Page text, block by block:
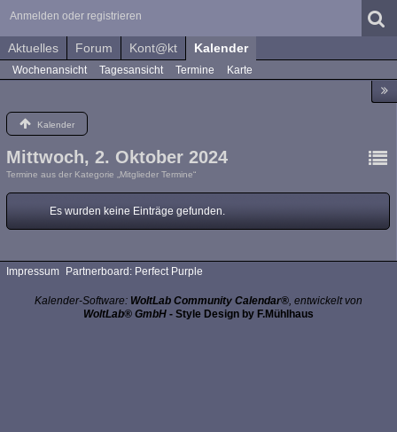
Anmelden oder registrieren
Aktuelles Forum Kont@kt Kalender
Wochenansicht Tagesansicht Termine Karte
Kalender
Mittwoch, 2. Oktober 2024
Termine aus der Kategorie „Mitglieder Termine“
Es wurden keine Einträge gefunden.
Impressum Partnerboard: Perfect Purple
Kalender-Software: WoltLab Community Calendar®, entwickelt von
WoltLab® GmbH